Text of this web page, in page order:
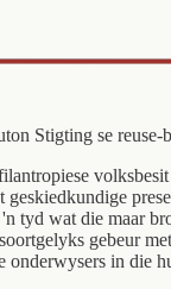
Stigting se
tyd wat die maar
gebeur
in die